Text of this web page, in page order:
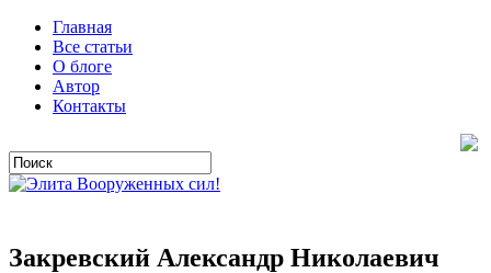
Главная
Все статьи
О блоге
Автор
Контакты
Закревский Александр Николаевич